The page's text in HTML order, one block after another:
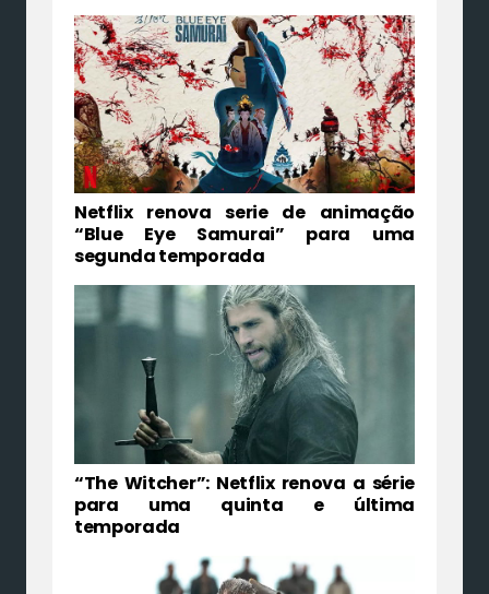
Netflix renova serie de animação
“Blue Eye Samurai” para uma
segunda temporada
“The Witcher”: Netflix renova a série
para uma quinta e última
temporada